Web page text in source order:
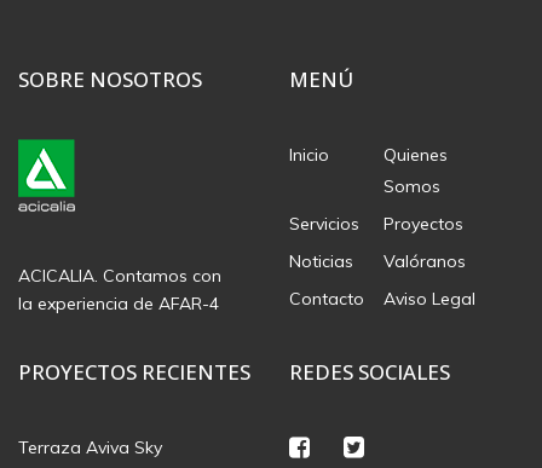
SOBRE NOSOTROS
ACICALIA. Contamos con
la experiencia de AFAR-4
MENÚ
Inicio
Quienes
Somos
Servicios
Proyectos
Noticias
Valóranos
Contacto
Aviso Legal
PROYECTOS RECIENTES
Terraza Aviva Sky
REDES SOCIALES